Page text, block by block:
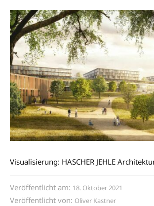
Visualisierung: HASCHER JEHLE
Veröffentlicht am: 18. Oktober 2021
Veröffentlicht von: Oliver Kastner